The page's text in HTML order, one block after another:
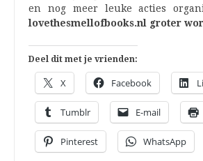
en nog meer leuke acties
lovethesmellofbooks.nl groter
Deel dit met je vrienden:
X Facebook
Tumblr E-mail
Pinterest WhatsApp